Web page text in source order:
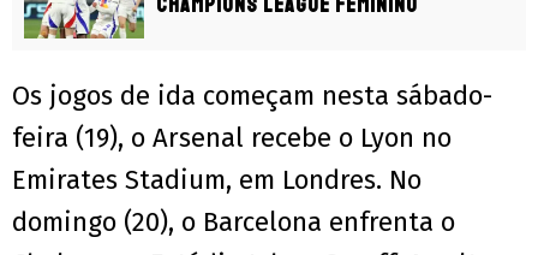
Os jogos de ida começam nesta sábado-
feira (19), o Arsenal recebe o Lyon no
Emirates Stadium, em Londres. No
domingo (20), o Barcelona enfrenta o